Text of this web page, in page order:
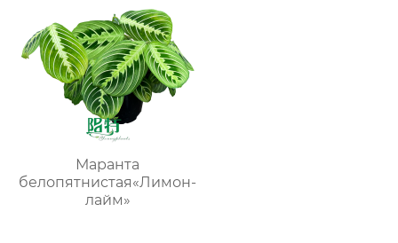
Маранта
белопятнистая«Лимон-
лайм»